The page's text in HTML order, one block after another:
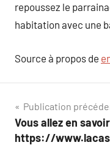
repoussez le
habitation avec une
Source à propos de
Navigation
de
Publication
Vous allez en
https://